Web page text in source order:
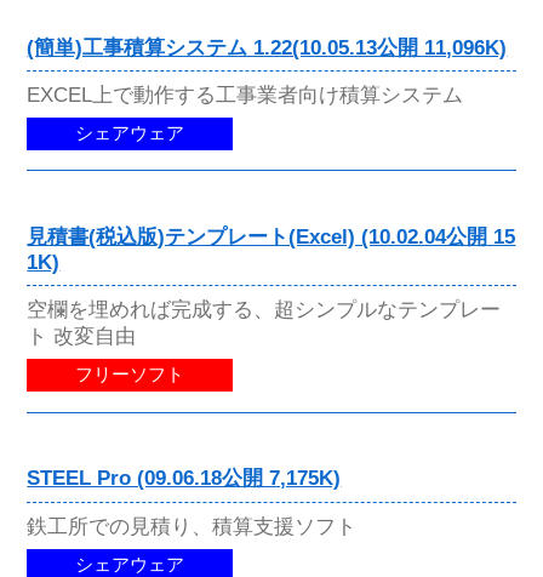
(簡単)工事積算システム 1.22(10.05.13公開 11,096K)
EXCEL上で動作する工事業者向け積算システム
シェアウェア
見積書(税込版)テンプレート(Excel) (10.02.04公開 15
1K)
空欄を埋めれば完成する、超シンプルなテンプレー
ト 改変自由
フリーソフト
STEEL Pro (09.06.18公開 7,175K)
鉄工所での見積り、積算支援ソフト
シェアウェア